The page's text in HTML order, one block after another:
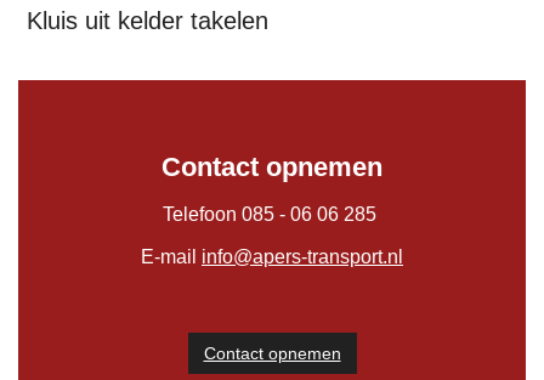
Kluis uit kelder takelen
Contact opnemen
Telefoon 085 - 06 06 285
E-mail info@apers-transport.nl
Contact opnemen